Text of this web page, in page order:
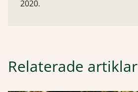
2020.
Relaterade artiklar